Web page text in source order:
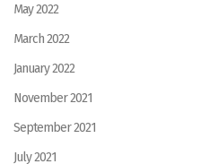
May 2022
March 2022
January 2022
November 2021
September 2021
July 2021